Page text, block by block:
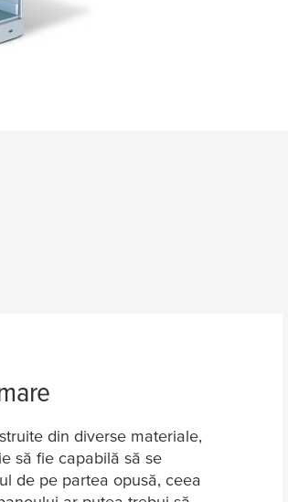
din diverse materiale,
să fie capabilă să se
de pe partea opusă, ceea